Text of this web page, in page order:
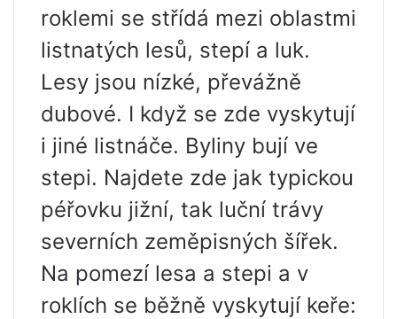
roklemi se střídá mezi oblastmi
listnatých lesů, stepí a luk.
Lesy jsou nízké, převážně
dubové. I když se zde vyskytují
i ​​jiné listnáče. Byliny bují ve
stepi. Najdete zde jak typickou
péřovku jižní, tak luční trávy
severních zeměpisných šířek.
Na pomezí lesa a stepi a v
roklích se běžně vyskytují keře: